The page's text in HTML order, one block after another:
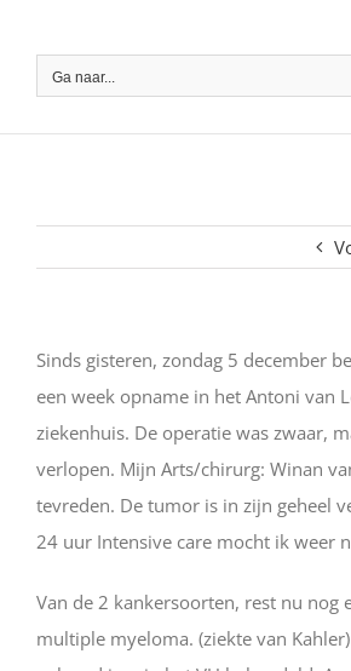
inhoudGa naar...
Sinds gisteren, zondag 5 december
een week opname in het Antoni van
ziekenhuis. De operatie was zwaar,
verlopen. Mijn Arts/chirurg: Winan
tevreden. De tumor is in zijn geheel
24 uur Intensive care mocht ik weer
Van de 2 kankersoorten, rest nu nog
multiple myeloma. (ziekte van